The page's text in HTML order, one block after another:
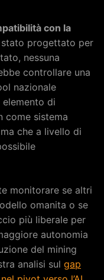
con la
progettato per
nessuna
controllare una
nazionale
di
come sistema
che a livello di
monitorare se altri
omanita o se
più liberale per
autonomia
del mining
analisi sul gap